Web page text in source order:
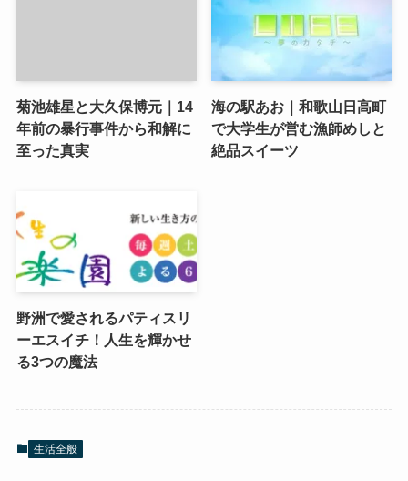
菊池雄星と大久保博元｜14
年前の暴行事件から和解に
至った真実
海の駅あお｜和歌山日高町
で大学生が営む漁師めしと
絶品スイーツ
野洲で愛されるパティスリ
ーエスイチ！人生を輝かせ
る3つの魔法
生活全般